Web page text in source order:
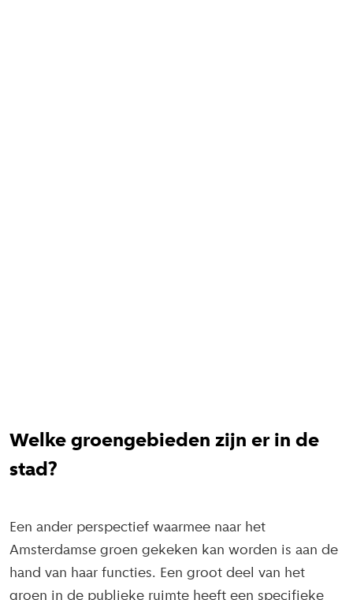
Welke groengebieden zijn er in de
stad?
Een ander perspectief waarmee naar het
Amsterdamse groen gekeken kan worden is aan de
hand van haar functies. Een groot deel van het
groen in de publieke ruimte heeft een specifieke